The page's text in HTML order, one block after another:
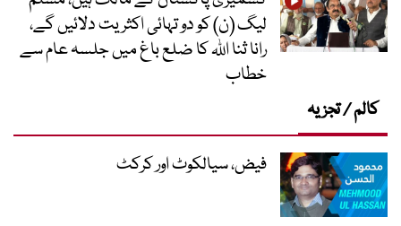
لیگ (ن) کو دو تہائی اکثریت دلائیں گے،
رانا ثنا اللہ کا ضلع باغ میں جلسہ عام سے
خطاب
کالم / تجزیہ
فیض، سیالکوٹ اور کرکٹ